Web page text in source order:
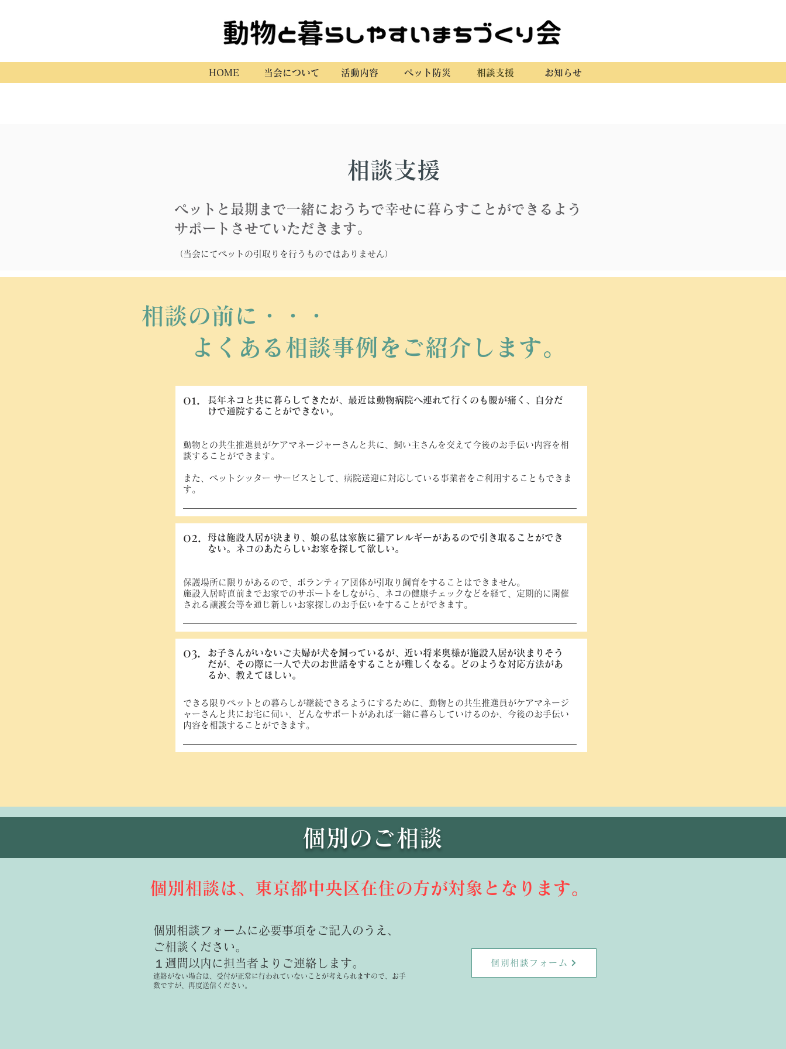
HOME 当会について 活動内容 ペット防災 相談支援 お知らせ
​相談支援
ペットと最期まで一緒におうちで幸せに暮らすことができるよう
サポートさせていただきます。
（当会にてペットの引取りを行うものではありません）
相談の前に・・・
よくある相談事例をご紹介します。
01.
長年ネコと共に暮らしてきたが、最近は動物病院へ連れて行くのも腰が痛く、自分だ
けで通院することができない。
動物との共生推進員がケアマネージャーさんと共に、飼い主さんを交えて今後のお手伝い内容を相
談することができます。
また、ペットシッター サービスとして、病院送迎に対応している事業者をご利用することもできま
す。
02.
母は施設入居が決まり、娘の私は家族に猫アレルギーがあるので引き取ることができ
ない。ネコのあたらしいお家を探して欲しい。
保護場所に限りがあるので、ボランティア団体が引取り飼育をすることはできません。
施設入居時直前までお家でのサポートをしながら、ネコの健康チェックなどを経て、定期的に開催
される譲渡会等を通じ新しいお家探しのお手伝いをすることができます。
03.
お子さんがいないご夫婦が犬を飼っているが、近い将来奥様が施設入居が決まりそう
だが、その際に一人で犬のお世話をすることが難しくなる。
どのような対応方法があ
るか、教えてほしい。
できる限りペットとの暮らしが継続できるようにするために、動物との共生推進員がケアマネージ
ャーさんと共にお宅に伺い、どんなサポートがあれば一緒に暮らしていけるのか、今後のお手伝い
内容を相談することができます。
個別のご相談
個別相談は、東京都中央区在住の方が対象となります。
個別相談フォームに必要事項をご記入のうえ、
ご相談ください。
１週間以内に担当者よりご連絡します。
連絡がない場合は、受付が正常に行われていないことが考えられますので、お手
数ですが​、再度送信ください。
個別相談フォーム